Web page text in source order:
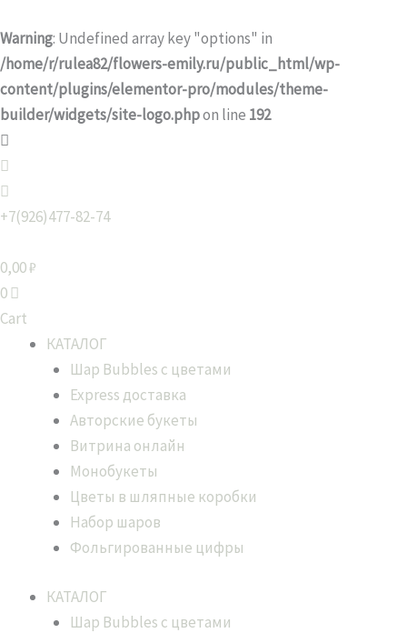
Warning: Undefined array key "options" in
/home/r/rulea82/flowers-emily.ru/public_html/wp-
content/plugins/elementor-pro/modules/theme-
builder/widgets/site-logo.phpon line 192
к
содержимому
+7(926)477-82-74
0,00₽
0
Cart
КАТАЛОГ
Шар Bubbles с цветами
Express доставка
Авторские букеты
Витрина онлайн
Монобукеты
Цветы в шляпные коробки
Набор шаров
Фольгированные цифры
КАТАЛОГ
Шар Bubbles с цветами
Пионовидных
Кейра